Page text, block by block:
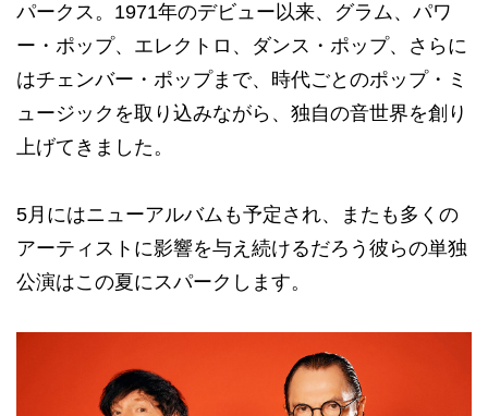
パークス。1971年のデビュー以来、グラム、パワ
ー・ポップ、エレクトロ、ダンス・ポップ、さらに
はチェンバー・ポップまで、時代ごとのポップ・ミ
ュージックを取り込みながら、独自の音世界を創り
上げてきました。
5月にはニューアルバムも予定され、またも多くの
アーティストに影響を与え続けるだろう彼らの単独
公演はこの夏にスパークします。